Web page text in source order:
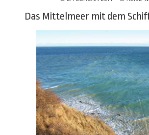
Das Mittelmeer mit dem